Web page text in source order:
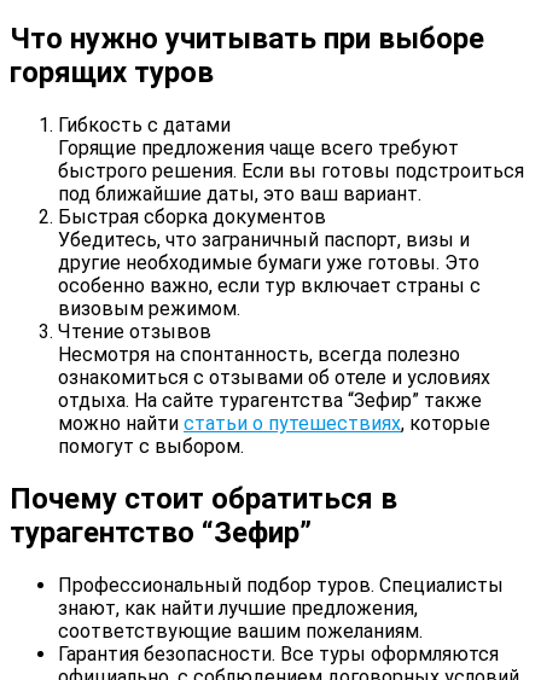
Что нужно учитывать при выборе
горящих туров
Гибкость с датами
Горящие предложения чаще всего требуют
быстрого решения. Если вы готовы подстроиться
под ближайшие даты, это ваш вариант.
Быстрая сборка документов
Убедитесь, что заграничный паспорт, визы и
другие необходимые бумаги уже готовы. Это
особенно важно, если тур включает страны с
визовым режимом.
Чтение отзывов
Несмотря на спонтанность, всегда полезно
ознакомиться с отзывами об отеле и условиях
отдыха. На сайте турагентства “Зефир” также
можно найти статьи о путешествиях, которые
помогут с выбором.
Почему стоит обратиться в
турагентство “Зефир”
Профессиональный подбор туров. Специалисты
знают, как найти лучшие предложения,
соответствующие вашим пожеланиям.
Гарантия безопасности. Все туры оформляются